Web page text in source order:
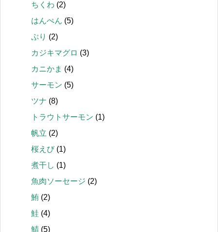
ちくわ (2)
はんぺん (5)
ぶり (2)
カジキマグロ (3)
カニかま (4)
サーモン (5)
ツナ (8)
トラウトサーモン (1)
帆立 (2)
桜えび(1)
煮干し (1)
魚肉ソーセージ (2)
鮪 (2)
鮭 (4)
鯖 (5)